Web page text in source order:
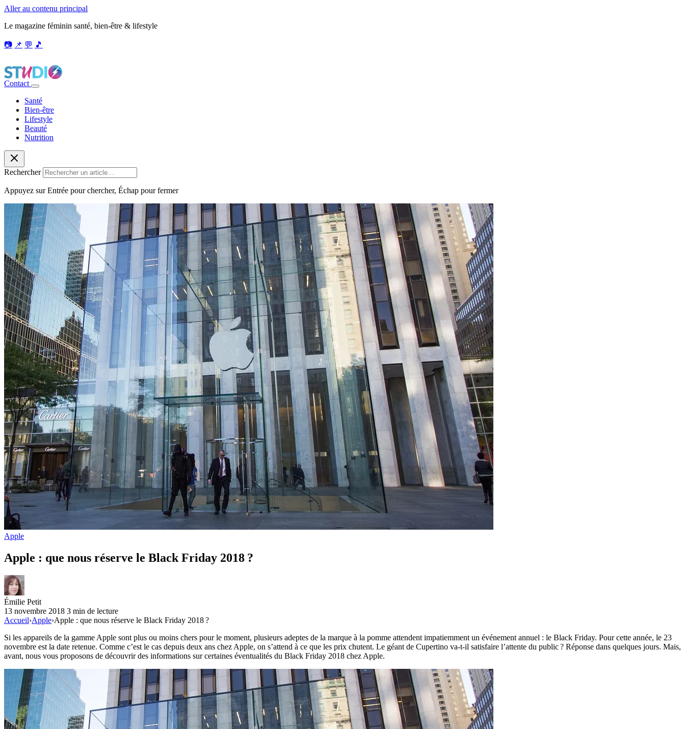
Aller au contenu principal
Le magazine féminin santé, bien-être & lifestyle
📷 📌 💬 🎵
Contact
Santé
Bien-être
Lifestyle
Beauté
Nutrition
Rechercher
Appuyez sur Entrée pour chercher, Échap pour fermer
Apple
Apple : que nous réserve le Black Friday 2018 ?
Émilie Petit
13 novembre 2018 3 min de lecture
Accueil›Apple›Apple : que nous réserve le Black Friday 2018 ?
Si les appareils de la gamme Apple sont plus ou moins chers pour le moment, plusieurs adeptes de la marque à la pomme attendent impatiemment un événement annuel : le Black Friday. Pour cette année, le 23
novembre est la date retenue. Comme c’est le cas depuis deux ans chez Apple, on s’attend à ce que les prix chutent. Le géant de Cupertino va-t-il satisfaire l’attente du public ? Réponse dans quelques jours. Mais,
avant, nous vous proposons de découvrir des informations sur certaines éventualités du Black Friday 2018 chez Apple.